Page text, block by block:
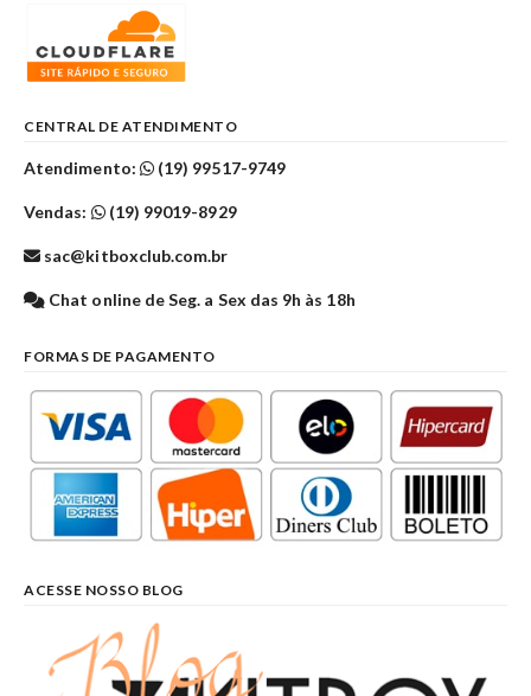
CENTRAL DE ATENDIMENTO
Atendimento: (19) 99517-9749
Vendas: (19) 99019-8929
sac@kitboxclub.com.br
Chat online de Seg. a Sex das 9h às 18h
FORMAS DE PAGAMENTO
ACESSE NOSSO BLOG